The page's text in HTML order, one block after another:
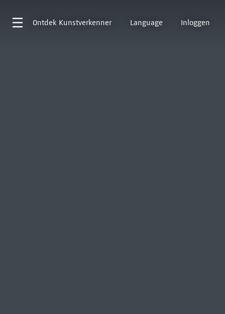
Ontdek Kunstverkenner Language Inloggen